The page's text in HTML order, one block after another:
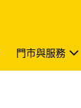
門市與服務